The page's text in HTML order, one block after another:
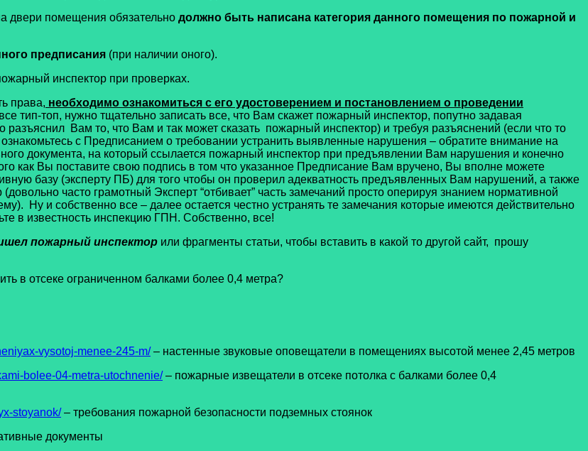
двери помещения обязательно должно быть написана категория данного помещения по пожарной и
предписания (при наличии оного).
инспектор при проверках.
права, необходимо ознакомиться с его удостоверением и постановлением о проведении
тип-топ, нужно тщательно записать все, что Вам скажет пожарный инспектор, попутно задавая
Вам то, что Вам и так может сказать пожарный инспектор) и требуя разъяснений (если что то
с Предписанием о требовании устранить выявленные нарушения – обратите внимание на
документа, на который ссылается пожарный инспектор при предъявлении Вам нарушения и конечно
как Вы поставите свою подпись в том что указанное Предписание Вам вручено, Вы вполне можете
базу (эксперту ПБ) для того чтобы он проверил адекватность предъявленных Вам нарушений, а также
часто грамотный Эксперт “отбивает” часть замечаний просто оперируя знанием нормативной
Ну и собственно все – далее остается честно устранять те замечания которые имеются действительно
в известность инспекцию ГПН. Собственно, все!
пожарный инспектор или фрагменты статьи, чтобы вставить в какой то другой сайт, прошу
в отсеке ограниченном балками более 0,4 метра?
vysotoj-menee-245-m/ – настенные звуковые оповещатели в помещениях высотой менее 2,45 метров
bolee-04-metra-utochnenie/– пожарные извещатели в отсеке потолка с балками более 0,4
stoyanok/– требования пожарной безопасности подземных стоянок
документы